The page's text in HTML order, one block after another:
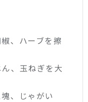
、ハーブを擦
、玉ねぎを大
、じゃがい